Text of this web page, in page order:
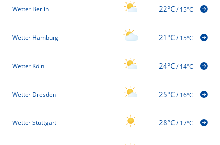
Wetter Berlin 22°C/15°C
Wetter Hamburg 21°C/15°C
Wetter Köln 24°C/14°C
Wetter Dresden 25°C/16°C
Wetter Stuttgart 28°C/17°C